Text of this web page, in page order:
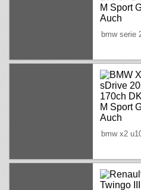
bmw serie
bmw x2